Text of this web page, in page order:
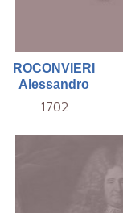
ROCONVIERI
Alessandro
1702